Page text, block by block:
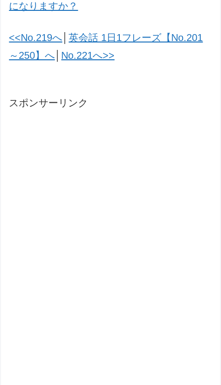
になりますか？
<<No.219へ │英会話 1日1フレーズ【No.201
～250】へ
No.221へ>>
スポンサーリンク